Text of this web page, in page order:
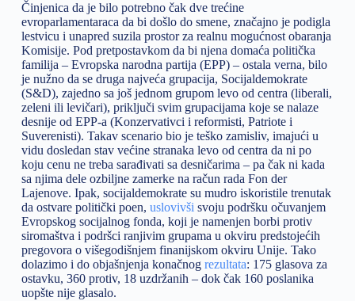
Činjenica da je bilo potrebno čak dve trećine
evroparlamentaraca da bi došlo do smene, značajno je podigla
lestvicu i unapred suzila prostor za realnu mogućnost obaranja
Komisije. Pod pretpostavkom da bi njena domaća politička
familija – Evropska narodna partija (EPP) – ostala verna, bilo
je nužno da se druga najveća grupacija, Socijaldemokrate
(S&D), zajedno sa još jednom grupom levo od centra (liberali,
zeleni ili levičari), priključi svim grupacijama koje se nalaze
desnije od EPP-a (Konzervativci i reformisti, Patriote i
Suverenisti). Takav scenario bio je teško zamisliv, imajući u
vidu dosledan stav većine stranaka levo od centra da ni po
koju cenu ne treba sarađivati sa desničarima – pa čak ni kada
sa njima dele ozbiljne zamerke na račun rada Fon der
Lajenove. Ipak, socijaldemokrate su mudro iskoristile trenutak
da ostvare politički poen, uslovivši svoju podršku očuvanjem
Evropskog socijalnog fonda, koji je namenjen borbi protiv
siromaštva i podršci ranjivim grupama u okviru predstojećih
pregovora o višegodišnjem finanijskom okviru Unije. Tako
dolazimo i do objašnjenja konačnog rezultata: 175 glasova za
ostavku, 360 protiv, 18 uzdržanih – dok čak 160 poslanika
uopšte nije glasalo.